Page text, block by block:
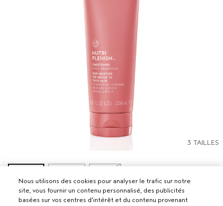
3 TAILLES
NUTRIPLENISH™ APRÈS-SHAMPOOING
HYDRATATION PROFONDE
Nous utilisons des cookies pour analyser le trafic sur notre
site, vous fournir un contenu personnalisé, des publicités
basées sur vos centres d'intérêt et du contenu provenant